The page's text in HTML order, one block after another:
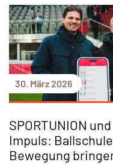
30. März 2026
SPORTUNION
Impuls:
Bewegung